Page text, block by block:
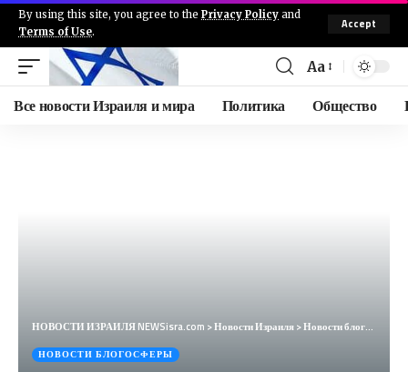
By using this site, you agree to the Privacy Policy and
Terms of Use.
Accept
Aa
Все новости Израиля и мира Политика Общество
НОВОСТИ ИЗРАИЛЯ NEWSisra.com >Новости Израиля>Новости блогосферы
НОВОСТИ БЛОГОСФЕРЫ